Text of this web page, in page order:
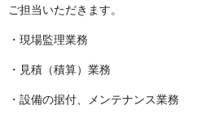
ご担当いただきます。
・現場監理業務
・見積（積算）業務
・設備の据付、メンテナンス業務